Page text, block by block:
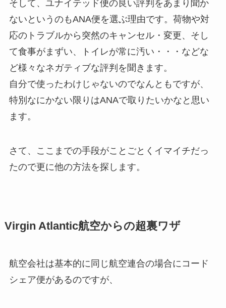
そして、ユナイテッド便の良い評判をあまり聞か
ないというのもANA便を選ぶ理由です。荷物や対
応のトラブルから突然のキャンセル・変更、そし
て食事がまずい、トイレが常に汚い・・・などな
ど様々なネガティブな評判を聞きます。
自分で使ったわけじゃないのでなんともですが、
特別なにかない限りはANAで取りたいかなと思い
ます。
さて、ここまでの手段がことごとくイマイチだっ
たので更に他の方法を探します。
Virgin Atlantic航空からの超裏ワザ
航空会社は基本的に同じ航空連合の場合にコード
シェア便があるのですが、